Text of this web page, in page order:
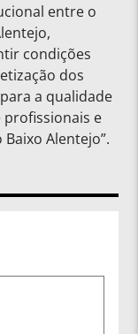
entre o
condições
dos
a qualidade
profissionais e
Alentejo”.